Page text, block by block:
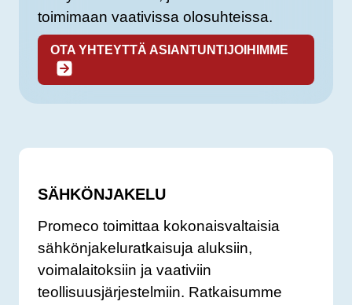
toimimaan vaativissa olosuhteissa.
OTA YHTEYTTÄ ASIANTUNTIJOIHIMME
SÄHKÖNJAKELU
Promeco toimittaa kokonaisvaltaisia
sähkönjakeluratkaisuja aluksiin,
voimalaitoksiin ja vaativiin
teollisuusjärjestelmiin. Ratkaisumme